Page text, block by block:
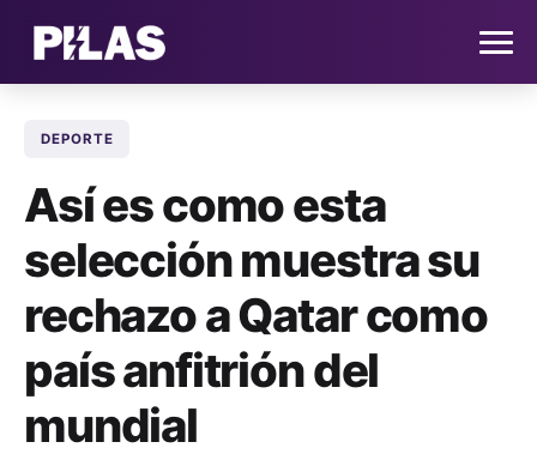
NOTICIAS
QUIÉNES SOMOS
CONTACTO
DEPORTE
Así es como esta
selección muestra su
rechazo a Qatar como
país anfitrión del
mundial